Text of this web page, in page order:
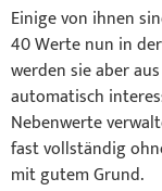
Einige von ihnen
40 Werte nun in
werden sie aber
automatisch
Nebenwerte
fast vollständig
mit gutem Grund.